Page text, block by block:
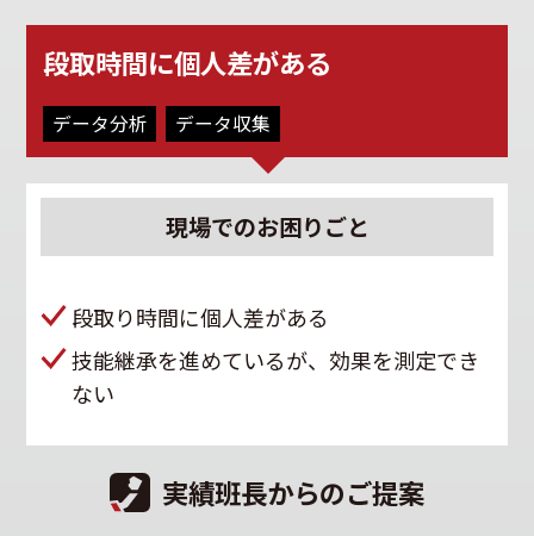
段取時間に個人差がある
データ分析 データ収集
現場でのお困りごと
段取り時間に個人差がある
技能継承を進めているが、効果を測定でき
ない
実績班長からのご提案